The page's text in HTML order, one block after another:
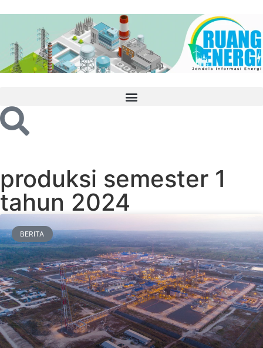
produksi semester 1
tahun 2024
BERITA